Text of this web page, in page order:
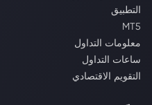
التطبيق
MT5
معلومات التداول
ساعات التداول
التقويم الاقتصادي